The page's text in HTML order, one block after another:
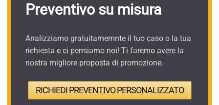
Preventivo su misura
Analizziamo gratuitamemnte il tuo caso o la tua
richiesta e ci pensiamo noi! Ti faremo avere la
nostra migliore proposta di promozione.
RICHIEDI PREVENTIVO PERSONALIZZATO